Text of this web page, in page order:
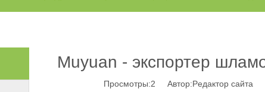
Muyuan - экспортер
Просмотры:2 Автор:Pедактор сайта